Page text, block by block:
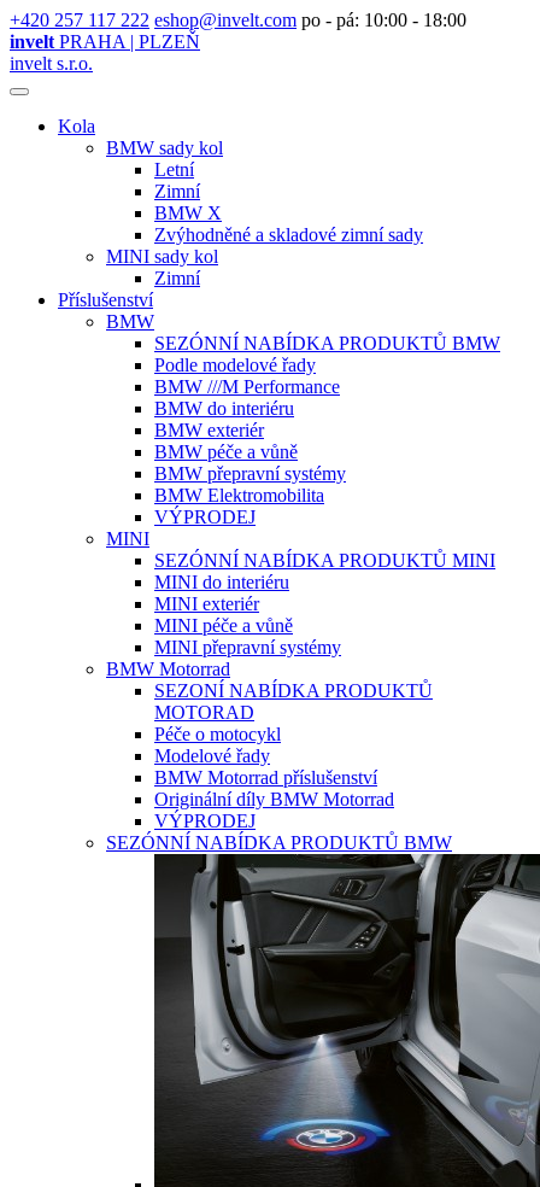
+420 257 117 222 eshop@invelt.com po - pá: 10:00 - 18:00
invelt PRAHA | PLZEŇ
invelt s.r.o.
Kola
BMW sady kol
Letní
Zimní
BMW X
Zvýhodněné a skladové zimní sady
MINI sady kol
Zimní
Příslušenství
BMW
SEZÓNNÍ NABÍDKA PRODUKTŮ BMW
Podle modelové řady
BMW ///M Performance
BMW do interiéru
BMW exteriér
BMW péče a vůně
BMW přepravní systémy
BMW Elektromobilita
VÝPRODEJ
MINI
SEZÓNNÍ NABÍDKA PRODUKTŮ MINI
MINI do interiéru
MINI exteriér
MINI péče a vůně
MINI přepravní systémy
BMW Motorrad
SEZONÍ NABÍDKA PRODUKTŮ
MOTORAD
Péče o motocykl
Modelové řady
BMW Motorrad příslušenství
Originální díly BMW Motorrad
VÝPRODEJ
SEZÓNNÍ NABÍDKA PRODUKTŮ BMW